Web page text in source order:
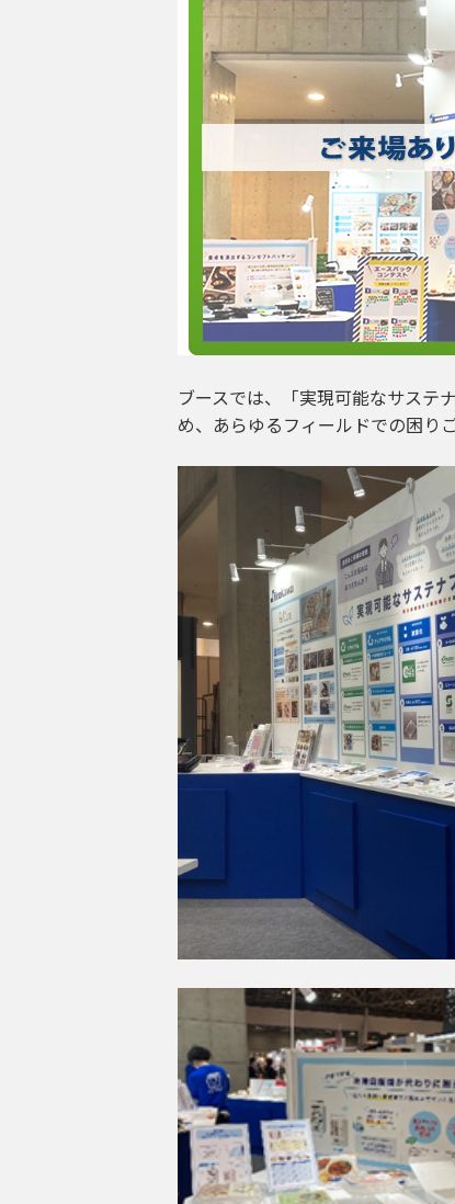
ブースでは、「実現可能なサステ
め、あらゆるフィールドでの困り